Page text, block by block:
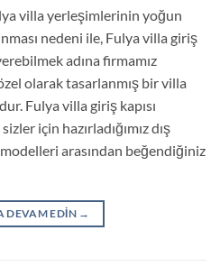
villa yerleşimlerinin yoğun
nedeni ile, Fulya villa giriş
adına firmamız
olarak tasarlanmış bir villa
Fulya villa giriş kapısı
için hazırladığımız dış
modelleri arasından beğendiğiniz
DEVAM EDIN →